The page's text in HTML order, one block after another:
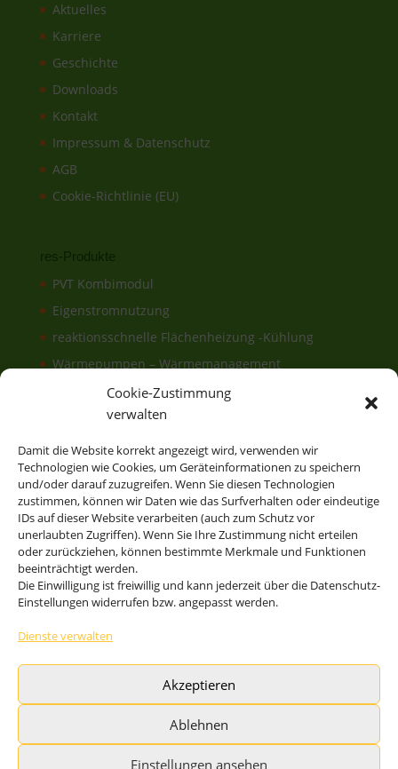
Cookie-Zustimmung
verwalten
Damit die Website korrekt angezeigt wird, verwenden wir
Technologien wie Cookies, um Geräteinformationen zu speichern
und/oder darauf zuzugreifen. Wenn Sie diesen Technologien
zustimmen, können wir Daten wie das Surfverhalten oder eindeutige
IDs auf dieser Website verarbeiten (auch zum Schutz vor
unerlaubten Zugriffen). Wenn Sie Ihre Zustimmung nicht erteilen
oder zurückziehen, können bestimmte Merkmale und Funktionen
beeinträchtigt werden.
Die Einwilligung ist freiwillig und kann jederzeit über die Datenschutz-
Einstellungen widerrufen bzw. angepasst werden.
Dienste verwalten
Akzeptieren
Ablehnen
Einstellungen ansehen
Aktuelles
Karriere
Geschichte
Downloads
Kontakt
Impressum & Datenschutz
AGB
Cookie-Richtlinie (EU)
res-Produkte
PVT Kombimodul
Eigenstromnutzung
reaktionsschnelle Flächenheizung -Kühlung
Wärmepumpen – Wärmemanagement
Elektronisches & hydraulisches
Energiemanagement
EisSpeicher
Erdwärmeanlage
res-Energiesysteme für Gebäude und Schwimmbäder
res-solSupport bivalent plus WP
res-solAutark terra / ice
res-solAutark air Luft-WP
Solare Schwimmbadheizung CO2-frei res-solAutark
Pool